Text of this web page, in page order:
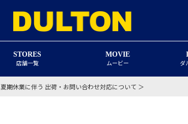
STORES
店舗一覧
MOVIE
ムービー ダ
夏期休業に伴う 出荷・お問い合わせ対応について ＞